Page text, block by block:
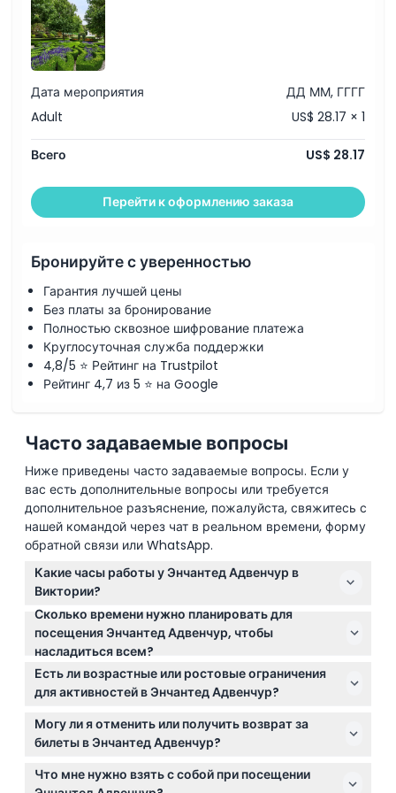
Включено
Политика в отношении детей и взрослых
Исключения
Вещи, которые нужно знать
Местоположение
Как добраться туда
Как воспользоваться
Дата мероприятия
ДД ММ, ГГГГ
Adult
US$ 28.17 × 1
Всего US$ 28.17
Перейти к оформлению заказа
Бронируйте с уверенностью
Гарантия лучшей цены
Без платы за бронирование
Полностью сквозное шифрование платежа
Круглосуточная служба поддержки
4,8/5 ⭐ Рейтинг на Trustpilot
Рейтинг 4,7 из 5 ⭐ на Google
Часто задаваемые вопросы
Ниже приведены часто задаваемые вопросы. Если у
вас есть дополнительные вопросы или требуется
дополнительное разъяснение, пожалуйста, свяжитесь с
нашей командой через чат в реальном времени, форму
обратной связи или WhatsApp.
Какие часы работы у Энчантед Адвенчур в
Виктории?
Энчантед Адвенчур открыт с 9:00 до 17:00 с
сентября по апрель и с 10:00 до 17:00 с мая по
август. Парк закрыт в праздничный день
Рождества (возможны изменения — пожалуйста,
уточняйте при бронировании).
Сколько времени нужно планировать для
посещения Энчантед Адвенчур, чтобы
насладиться всем?
Планируйте около 2-3 часов на общие активности,
плюс дополнительно 1 час для трассы Нипперс Три
Сёрфинг или 2 часа для трассы Гранд Три Сёрфинг,
чтобы полностью насладиться опытом.
Есть ли возрастные или ростовые ограничения
для активностей в Энчантед Адвенчур?
Дети от 0 до 2 лет проходят бесплатно, а дети от 0
до 17 лет должны быть в сопровождении
оплачивающего взрослого. Скай Скрамбл
предназначен только для детей ниже 135 см,
Могу ли я отменить или получить возврат за
билеты в Энчантед Адвенчур?
Билеты не подлежат возврату и не могут быть
отменены. Вам нужно использовать билеты в
Что мне нужно взять с собой при посещении